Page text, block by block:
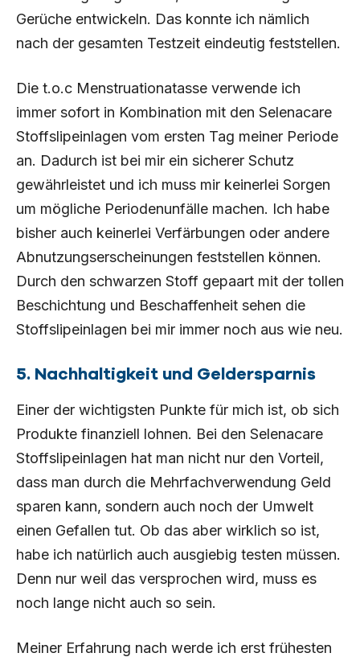
Gerüche entwickeln. Das konnte ich nämlich
nach der gesamten Testzeit eindeutig feststellen.
Die t.o.c Menstruationatasse verwende ich
immer sofort in Kombination mit den Selenacare
Stoffslipeinlagen vom ersten Tag meiner Periode
an. Dadurch ist bei mir ein sicherer Schutz
gewährleistet und ich muss mir keinerlei Sorgen
um mögliche Periodenunfälle machen. Ich habe
bisher auch keinerlei Verfärbungen oder andere
Abnutzungserscheinungen feststellen können.
Durch den schwarzen Stoff gepaart mit der tollen
Beschichtung und Beschaffenheit sehen die
Stoffslipeinlagen bei mir immer noch aus wie neu.
5. Nachhaltigkeit und Geldersparnis
Einer der wichtigsten Punkte für mich ist, ob sich
Produkte finanziell lohnen. Bei den Selenacare
Stoffslipeinlagen hat man nicht nur den Vorteil,
dass man durch die Mehrfachverwendung Geld
sparen kann, sondern auch noch der Umwelt
einen Gefallen tut. Ob das aber wirklich so ist,
habe ich natürlich auch ausgiebig testen müssen.
Denn nur weil das versprochen wird, muss es
noch lange nicht auch so sein.
Meiner Erfahrung nach werde ich erst frühesten